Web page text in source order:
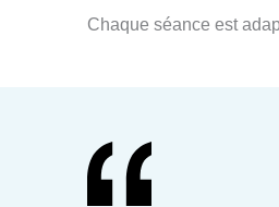
Chaque séance est